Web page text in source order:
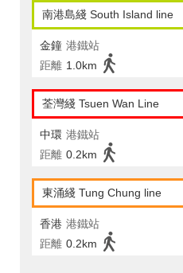
南港島綫 South Island line
金鐘 港鐵站
距離 1.0km
荃灣綫 Tsuen Wan Line
中環 港鐵站
距離 0.2km
東涌綫 Tung Chung line
香港 港鐵站
距離 0.2km